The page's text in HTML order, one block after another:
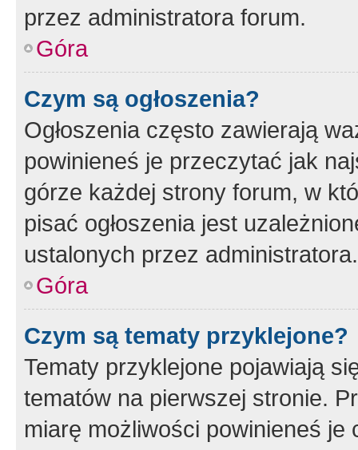
przez administratora forum.
Góra
Czym są ogłoszenia?
Ogłoszenia często zawierają
powinieneś je przeczytać jak
górze każdej strony forum, w
pisać ogłoszenia jest
ustalonych przez administratora.
Góra
Czym są tematy przyklejone?
Tematy przyklejone pojawiają
tematów na pierwszej stronie.
miarę możliwości powinieneś je